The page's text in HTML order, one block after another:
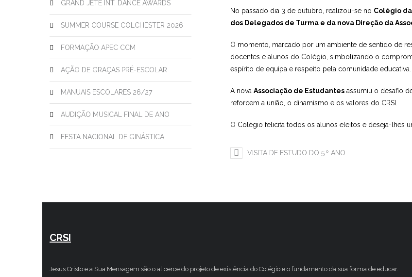
No passado dia 3 de outubro, realizou-se no Colégio
dos Delegados de Turma e da nova Direção da
O momento, marcado por um ambiente de sentido de
docentes e alunos do Colégio, simbolizando o
espírito de equipa e respeito pela comunidade educativa.
A nova Associação de Estudantes assumiu o desafio
reforcem a união, o dinamismo e os valores do CRSI.
O Colégio felicita todos os alunos eleitos e deseja-lhes
VISITA DE ESTUDO DO 5.º ANO
GRAND JETÉ INT. DANCE AWARDS
SUMMER COURSE COLCHESTER 2026
FORMAÇÃO APEC CCM
AÇÃO DE GRAÇAS PRÉ-ESCOLAR
MANUAIS ESCOLARES 26/27
AUDIÇÃO MUSICAL FINAL DE ANO
FESTA NACIONAL DE GINÁSTICA
CRSI
Jesus Cristo e a Sua Mensagem são o alicerce do projeto de existência do Colégio e o fundamento da sua forma de educar.